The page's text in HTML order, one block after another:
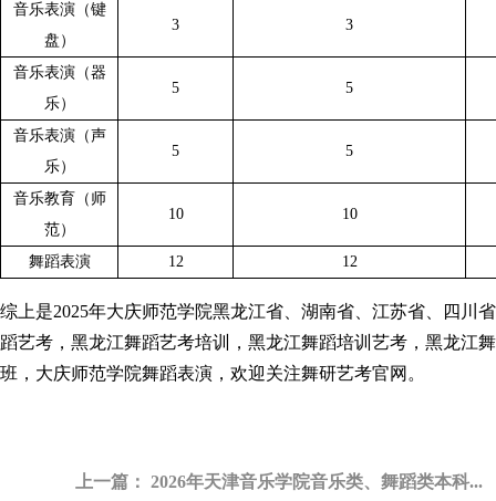
音乐表演（键
盘）
3 3
音乐表演（器
乐）
5 5
音乐表演（声
乐）
5 5
音乐教育（师
范）
10 10
舞蹈表演 12 12
综上是2025年大庆师范学院黑龙江省、湖南省、江苏省、四川
蹈艺考，黑龙江舞蹈艺考培训 ，黑龙江舞蹈培训艺考 ， 黑龙江
班 ，大庆师范学院舞蹈表演，欢迎关注舞研艺考官网 。
上一篇： 2026年天津音乐学院音乐类、舞蹈类本科...